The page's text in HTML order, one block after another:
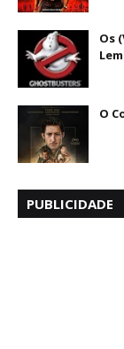
Os
O
PUBLICIDADE